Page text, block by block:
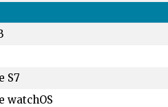
S7
watchOS